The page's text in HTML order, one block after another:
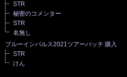
STR
秘密のコメンター
STR
名無し
ブルーインパルス2021ツアーパッチ 購入
STR
けん